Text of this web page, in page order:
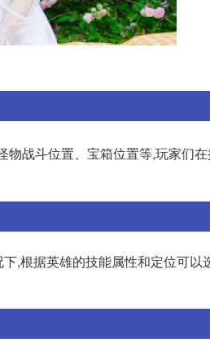
物战斗位置、宝箱位置等,玩家们
,根据英雄的技能属性和定位可